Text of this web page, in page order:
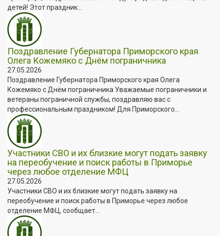
детей! Этот праздник...
Поздравление Губернатора Приморского края
Олега Кожемяко с Днём пограничника
27.05.2026
Поздравление Губернатора Приморского края Олега
Кожемяко с Днём пограничника Уважаемые пограничники и
ветераны пограничной службы, поздравляю вас с
профессиональным праздником! Для Приморского...
Участники СВО и их близкие могут подать заявку
на переобучение и поиск работы в Приморье
через любое отделение МФЦ
27.05.2026
Участники СВО и их близкие могут подать заявку на
переобучение и поиск работы в Приморье через любое
отделение МФЦ, сообщает...